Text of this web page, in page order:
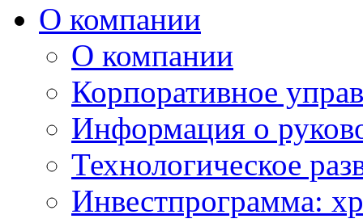
О компании
О компании
Корпоративное
Информация о
Технологическое
Инвестпрограмма: